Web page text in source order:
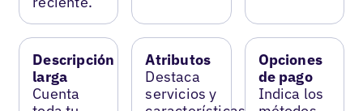
Descripción
larga
Cuenta
Atributos
Destaca
servicios y
Opciones
de pago
Indica los